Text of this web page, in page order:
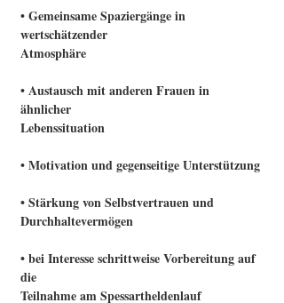
• Gemeinsame Spaziergänge in
wertschätzender
Atmosphäre
• Austausch mit anderen Frauen in
ähnlicher
Lebenssituation
• Motivation und gegenseitige Unterstützung
• Stärkung von Selbstvertrauen und
Durchhaltevermögen
• bei Interesse schrittweise Vorbereitung auf
die
Teilnahme am Spessartheldenlauf